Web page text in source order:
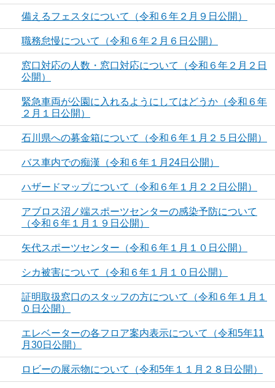
備えるフェスタについて（令和６年２月９日公開）
職務怠慢について（令和６年２月６日公開）
窓口対応の人数・窓口対応について（令和６年２月２日
公開）
緊急車両が公園に入れるようにしてはどうか（令和６年
２月１日公開）
石川県への募金箱について（令和６年１月２５日公開）
バス車内での痴漢（令和６年１月24日公開）
ハザードマップについて（令和６年１月２２日公開）
アブロス沼ノ端スポーツセンターの感染予防について
（令和６年１月１９日公開）
矢代スポーツセンター（令和６年１月１０日公開）
シカ被害について（令和６年１月１０日公開）
証明取扱窓口のスタッフの方について（令和６年１月１
０日公開）
エレベーターの各フロア案内表示について（令和5年11
月30日公開）
ロビーの展示物について（令和5年１１月２８日公開）